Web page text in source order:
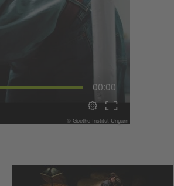
00:00
© Goethe-Institut Ungarn